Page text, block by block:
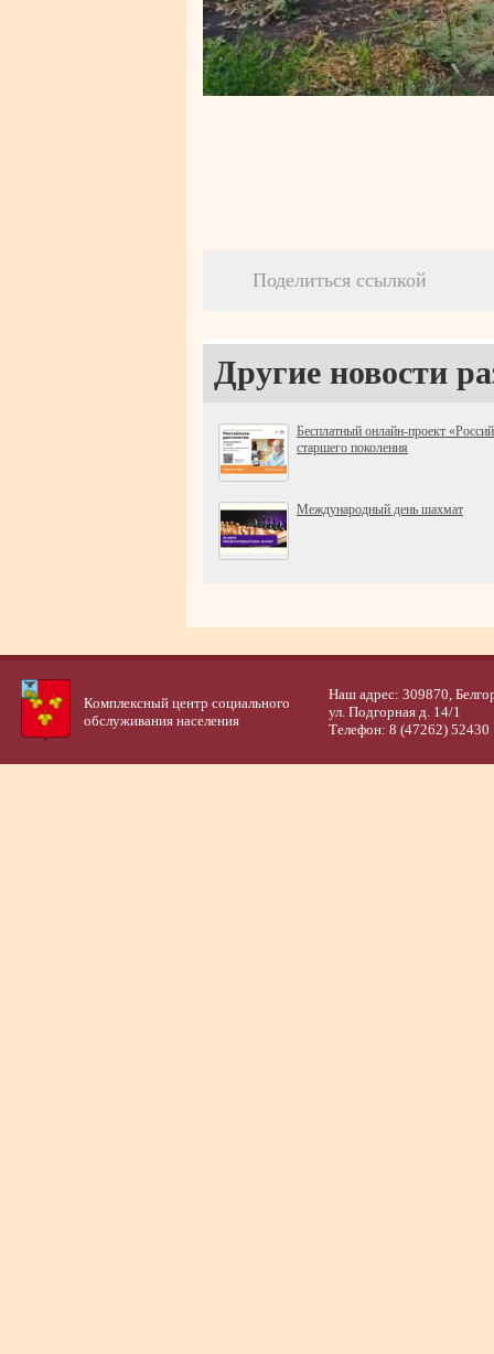
Поделиться ссылкой
Другие новости
Бесплатный онлайн-проект
старшего поколения
Международный день шахмат
Комплексный центр социального
обслуживания населения
Наш адрес: 309870,
ул. Подгорная д. 14/1
Телефон: 8 (47262) 52430